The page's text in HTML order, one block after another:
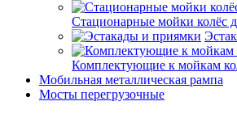
Стационарные мойки колёс
Комплектующие к мойкам
Мобильная металлическая рампа
Мосты перегрузочные